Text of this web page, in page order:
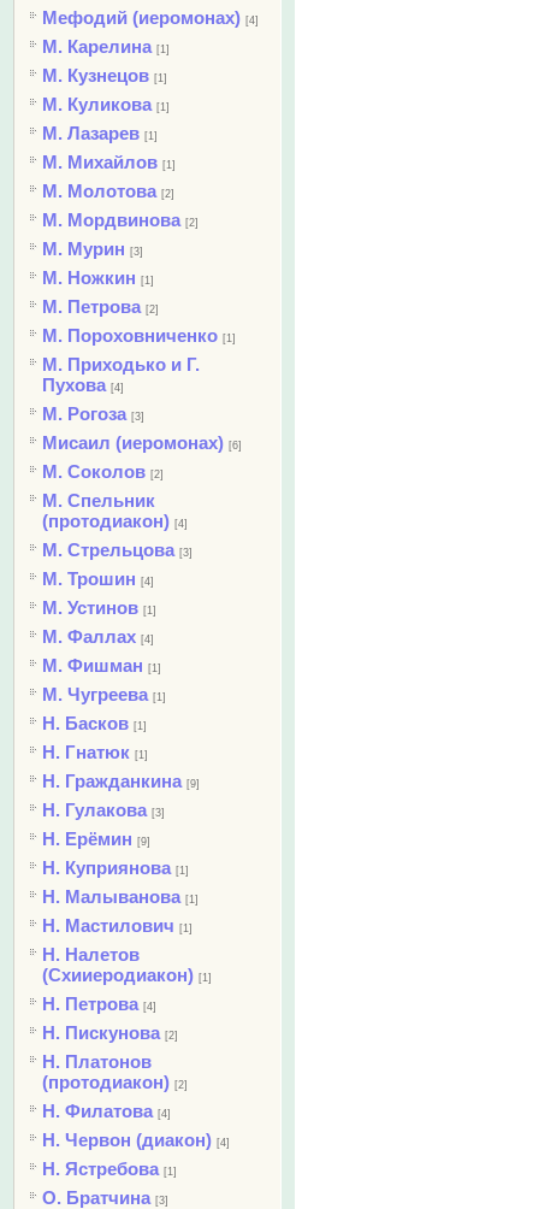
Мефодий (иеромонах) [4]
М. Карелина [1]
М. Кузнецов [1]
М. Куликова [1]
М. Лазарев [1]
М. Михайлов [1]
М. Молотова [2]
М. Мордвинова [2]
М. Мурин [3]
М. Ножкин [1]
М. Петрова [2]
М. Пороховниченко [1]
М. Приходько и Г.
Пухова [4]
М. Рогоза [3]
Мисаил (иеромонах) [6]
М. Соколов [2]
М. Спельник
(протодиакон) [4]
М. Стрельцова [3]
М. Трошин [4]
М. Устинов [1]
М. Фаллах [4]
М. Фишман [1]
М. Чугреева [1]
Н. Басков [1]
Н. Гнатюк [1]
Н. Гражданкина [9]
Н. Гулакова [3]
Н. Ерёмин [9]
Н. Куприянова [1]
Н. Малыванова [1]
Н. Мастилович [1]
Н. Налетов
(Схииеродиакон) [1]
Н. Петрова [4]
Н. Пискунова [2]
Н. Платонов
(протодиакон) [2]
Н. Филатова [4]
Н. Червон (диакон) [4]
Н. Ястребова [1]
О. Братчина [3]